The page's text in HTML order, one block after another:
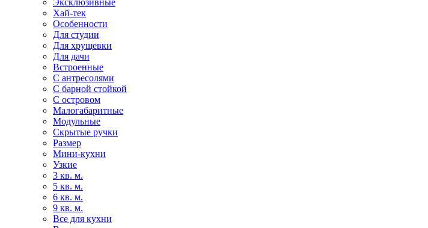
Хай-тек
Особенности
Для студии
Для хрущевки
Для дачи
Встроенные
С антресолями
С барной стойкой
С островом
Малогабаритные
Модульные
Скрытые ручки
Размер
Мини-кухни
Узкие
3 кв. м.
5 кв. м.
6 кв. м.
9 кв. м.
Все для кухни